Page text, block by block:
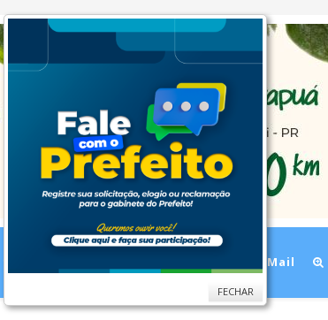
WebMail
FECHAR